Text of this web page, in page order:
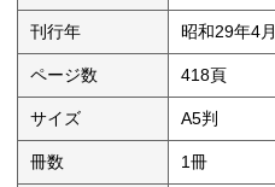
刊行年 昭和29年4
ページ数 418頁
サイズ A5判
冊数 1冊